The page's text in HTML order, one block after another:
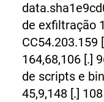
de exfiltração
CC54.203.159
164,68,106 [.]
de scripts e
45,9,148 [.]